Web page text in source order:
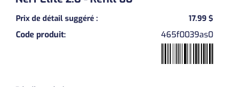
Next
Prix de détail suggéré : 17.99 $
Code produit: 465f0039as0